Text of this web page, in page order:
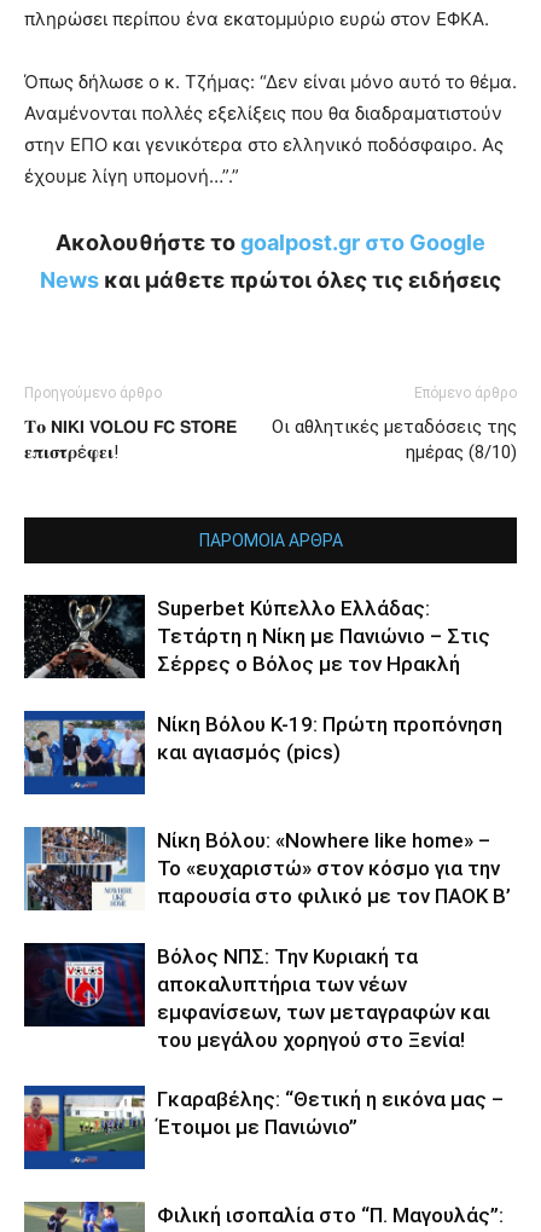
πληρώσει περίπου ένα εκατομμύριο ευρώ στον ΕΦΚΑ.
Όπως δήλωσε ο κ. Τζήμας: “Δεν είναι μόνο αυτό το θέμα.
Αναμένονται πολλές εξελίξεις που θα διαδραματιστούν
στην ΕΠΟ και γενικότερα στο ελληνικό ποδόσφαιρο. Ας
έχουμε λίγη υπομονή…”.”
Ακολουθήστε τοgoalpost.gr στο Google
News και μάθετε πρώτοι όλες τις ειδήσεις
Προηγούμενο άρθρο
𝚻𝛐 𝗡𝗜𝗞𝗜 𝗩𝗢𝗟𝗢𝗨 𝗙𝗖 𝗦𝗧𝗢𝗥𝗘
𝛆𝛑𝛊𝛔𝛕𝛒έ𝛗𝛆𝛊!
Επόμενο άρθρο
Οι αθλητικές μεταδόσεις της
ημέρας (8/10)
ΠΑΡΟΜΟΙΑ ΑΡΘΡΑ
Superbet Κύπελλο Ελλάδας:
Τετάρτη η Νίκη με Πανιώνιο – Στις
Σέρρες ο Βόλος με τον Ηρακλή
Νίκη Βόλου Κ-19: Πρώτη προπόνηση
και αγιασμός (pics)
Νίκη Βόλου: «Nowhere like home» –
Το «ευχαριστώ» στον κόσμο για την
παρουσία στο φιλικό με τον ΠΑΟΚ Β’
Βόλος ΝΠΣ: Την Κυριακή τα
αποκαλυπτήρια των νέων
εμφανίσεων, των μεταγραφών και
του μεγάλου χορηγού στο Ξενία!
Γκαραβέλης: “Θετική η εικόνα μας –
Έτοιμοι με Πανιώνιο”
Φιλική ισοπαλία στο “Π. Μαγουλάς”: